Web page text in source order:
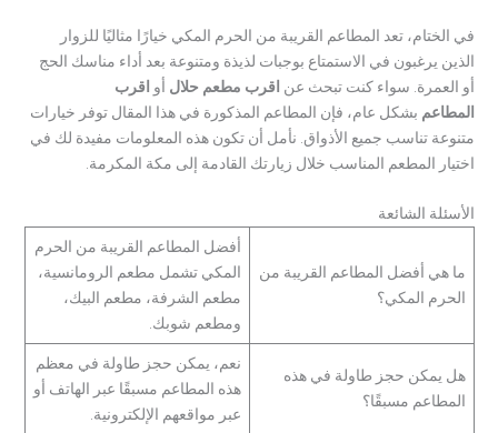
في الختام، تعد المطاعم القريبة من الحرم المكي خيارًا مثاليًا للزوار
الذين يرغبون في الاستمتاع بوجبات لذيذة ومتنوعة بعد أداء مناسك الحج
أو العمرة. سواء كنت تبحث عن اقرب مطعم حلال أو اقرب
المطاعم بشكل عام، فإن المطاعم المذكورة في هذا المقال توفر خيارات
متنوعة تناسب جميع الأذواق. نأمل أن تكون هذه المعلومات مفيدة لك في
اختيار المطعم المناسب خلال زيارتك القادمة إلى مكة المكرمة.
الأسئلة الشائعة
ما هي أفضل المطاعم القريبة من
الحرم المكي؟
أفضل المطاعم القريبة من الحرم
المكي تشمل مطعم الرومانسية،
مطعم الشرفة، مطعم البيك،
ومطعم شوبك.
هل يمكن حجز طاولة في هذه
المطاعم مسبقًا؟
نعم، يمكن حجز طاولة في معظم
هذه المطاعم مسبقًا عبر الهاتف أو
عبر مواقعهم الإلكترونية.